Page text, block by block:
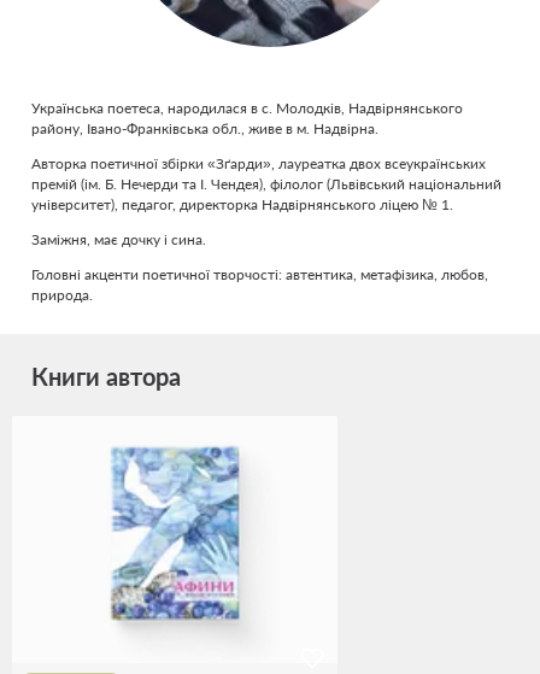
Українська поетеса, народилася в с. Молодків, Надвірнянського
району, Івано-Франківська обл., живе в м. Надвірна.
Авторка поетичної збірки «Зґарди», лауреатка двох всеукраїнських
премій (ім. Б. Нечерди та І. Чендея), філолог (Львівський національний
університет), педагог, директорка Надвірнянського ліцею № 1.
Заміжня, має дочку і сина.
Головні акценти поетичної творчості: автентика, метафізика, любов,
природа.
Книги автора